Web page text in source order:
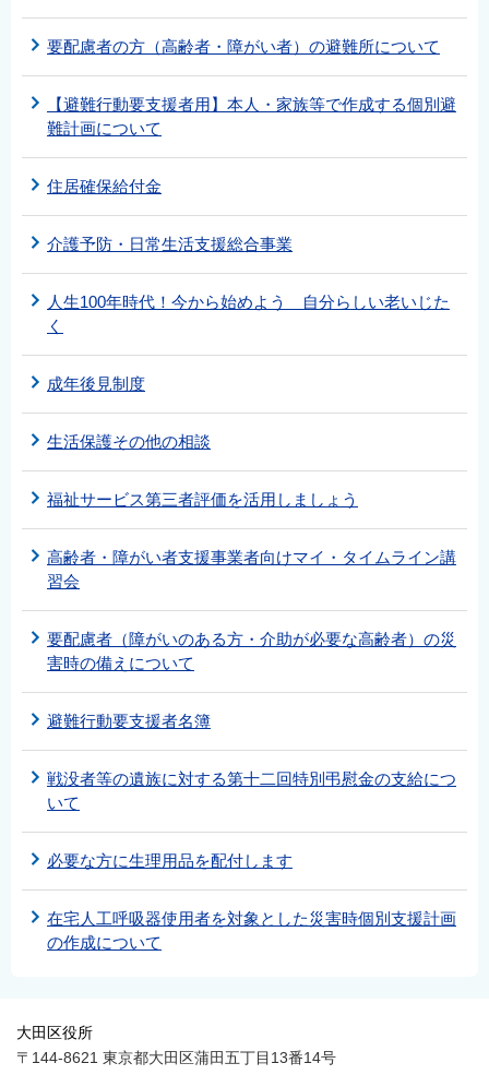
要配慮者の方（高齢者・障がい者）の避難所について
【避難行動要支援者用】本人・家族等で作成する個別避
難計画について
住居確保給付金
介護予防・日常生活支援総合事業
人生100年時代！今から始めよう 自分らしい老いじた
く
成年後見制度
生活保護その他の相談
福祉サービス第三者評価を活用しましょう
高齢者・障がい者支援事業者向けマイ・タイムライン講
習会
要配慮者（障がいのある方・介助が必要な高齢者）の災
害時の備えについて
避難行動要支援者名簿
戦没者等の遺族に対する第十二回特別弔慰金の支給につ
いて
必要な方に生理用品を配付します
在宅人工呼吸器使用者を対象とした災害時個別支援計画
の作成について
大田区役所
〒144-8621 東京都大田区蒲田五丁目13番14号